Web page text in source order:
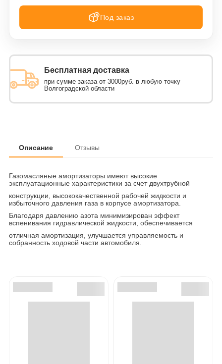
Под заказ
Бесплатная доставка
при сумме заказа от 3000руб. в любую точку
Волгоградской области
Описание Отзывы
Газомасляные амортизаторы имеют высокие
эксплуатационные характеристики за счет двухтрубной
конструкции, высококачественной рабочей жидкости и
избыточного давления газа в корпусе амортизатора.
Благодаря давлению азота минимизирован эффект
вспенивания гидравлической жидкости, обеспечивается
отличная амортизация, улучшается управляемость и
собранность ходовой части автомобиля.